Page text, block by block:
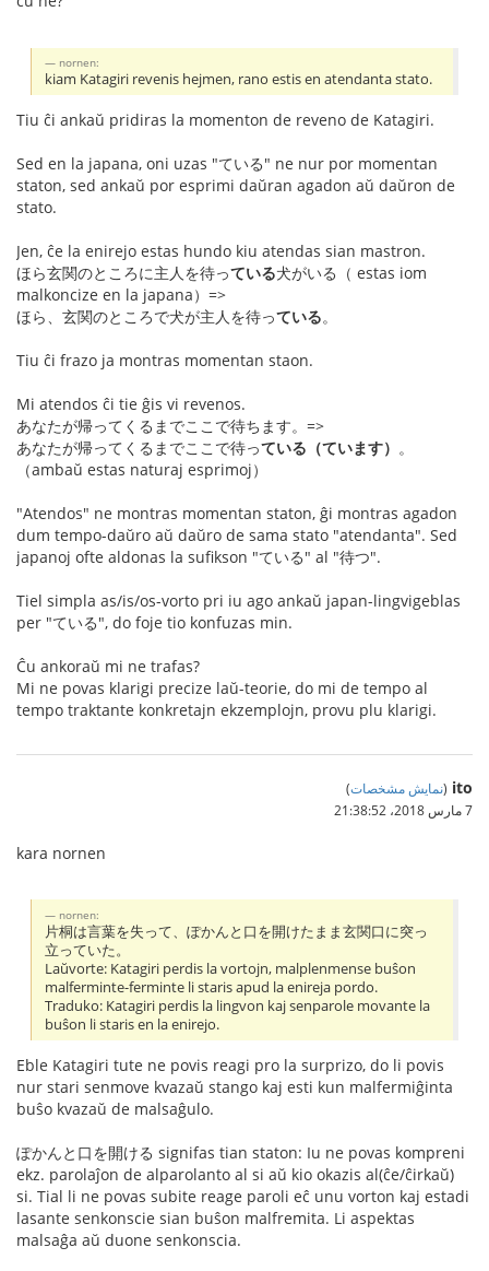
nornen:
kiam Katagiri revenis hejmen, rano estis en atendanta stato.
Tiu ĉi ankaŭ pridiras la momenton de reveno de Katagiri.
Sed en la japana, oni uzas "ている" ne nur por momentan
staton, sed ankaŭ por esprimi daŭran agadon aŭ daŭron de
stato.
Jen, ĉe la enirejo estas hundo kiu atendas sian mastron.
ほら玄関のところに主人を待っている犬がいる（ estas iom
malkoncize en la japana）=>
ほら、玄関のところで犬が主人を待っている。
Tiu ĉi frazo ja montras momentan staon.
Mi atendos ĉi tie ĝis vi revenos.
あなたが帰ってくるまでここで待ちます。=>
あなたが帰ってくるまでここで待っている（ています） 。
（ambaŭ estas naturaj esprimoj）
"Atendos" ne montras momentan staton, ĝi montras agadon
dum tempo-daŭro aŭ daŭro de sama stato "atendanta". Sed
japanoj ofte aldonas la sufikson "ている" al "待つ".
Tiel simpla as/is/os-vorto pri iu ago ankaŭ japan-lingvigeblas
per "ている", do foje tio konfuzas min.
Ĉu ankoraŭ mi ne trafas?
Mi ne povas klarigi precize laŭ-teorie, do mi de tempo al
tempo traktante konkretajn ekzemplojn, provu plu klarigi.
ito
(نمایش مشخصات)
7 مارس 2018،‏ 21:38:52
kara nornen
nornen:
片桐は言葉を失って、ぽかんと口を開けたまま玄関口に突っ
立っていた。
Laŭvorte: Katagiri perdis la vortojn, malplenmense buŝon
malferminte-ferminte li staris apud la enireja pordo.
Traduko: Katagiri perdis la lingvon kaj senparole movante la
buŝon li staris en la enirejo.
Eble Katagiri tute ne povis reagi pro la surprizo, do li povis
nur stari senmove kvazaŭ stango kaj esti kun malfermiĝinta
buŝo kvazaŭ de malsaĝulo.
ぽかんと口を開ける signifas tian staton: Iu ne povas kompreni
ekz. parolaĵon de alparolanto al si aŭ kio okazis al(ĉe/ĉirkaŭ)
si. Tial li ne povas subite reage paroli eĉ unu vorton kaj estadi
lasante senkonscie sian buŝon malfremita. Li aspektas
malsaĝa aŭ duone senkonscia.